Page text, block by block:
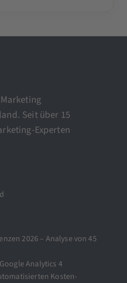
Seit über 15
Experten
2026 – Analyse von 45
Analytics 4
Kosten-